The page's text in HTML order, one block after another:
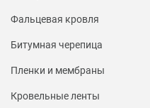
Фальцевая кровля
Битумная черепица
Пленки и мембраны
Кровельные ленты